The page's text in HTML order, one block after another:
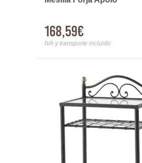
168,59€
IVA y transporte incluido